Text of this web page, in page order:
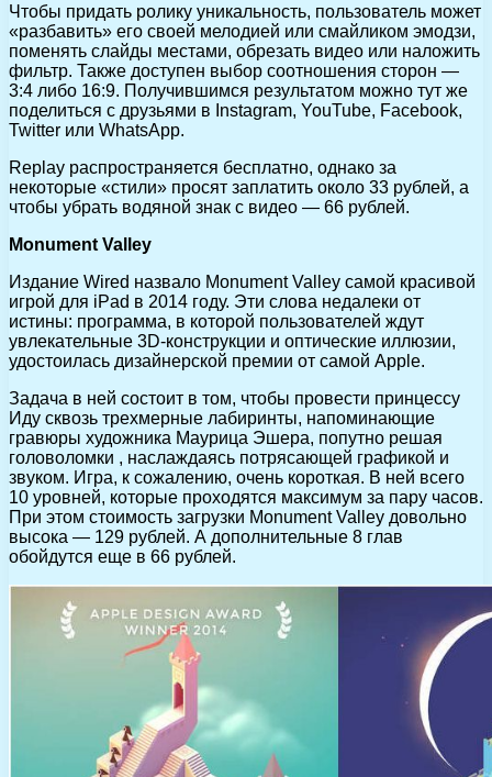
Чтобы придать ролику уникальность, пользователь может
«разбавить» его своей мелодией или смайликом эмодзи,
поменять слайды местами, обрезать видео или наложить
фильтр. Также доступен выбор соотношения сторон —
3:4 либо 16:9. Получившимся результатом можно тут же
поделиться с друзьями в Instagram, YouTube, Facebook,
Twitter или WhatsApp.
Replay распространяется бесплатно, однако за
некоторые «стили» просят заплатить около 33 рублей, а
чтобы убрать водяной знак с видео — 66 рублей.
Monument Valley
Издание Wired назвало Monument Valley самой красивой
игрой для iPad в 2014 году. Эти слова недалеки от
истины: программа, в которой пользователей ждут
увлекательные 3D-конструкции и оптические иллюзии,
удостоилась дизайнерской премии от самой Apple.
Задача в ней состоит в том, чтобы провести принцессу
Иду сквозь трехмерные лабиринты, напоминающие
гравюры художника Маурица Эшера, попутно решая
головоломки , наслаждаясь потрясающей графикой и
звуком. Игра, к сожалению, очень короткая. В ней всего
10 уровней, которые проходятся максимум за пару часов.
При этом стоимость загрузки Monument Valley довольно
высока — 129 рублей. А дополнительные 8 глав
обойдутся еще в 66 рублей.